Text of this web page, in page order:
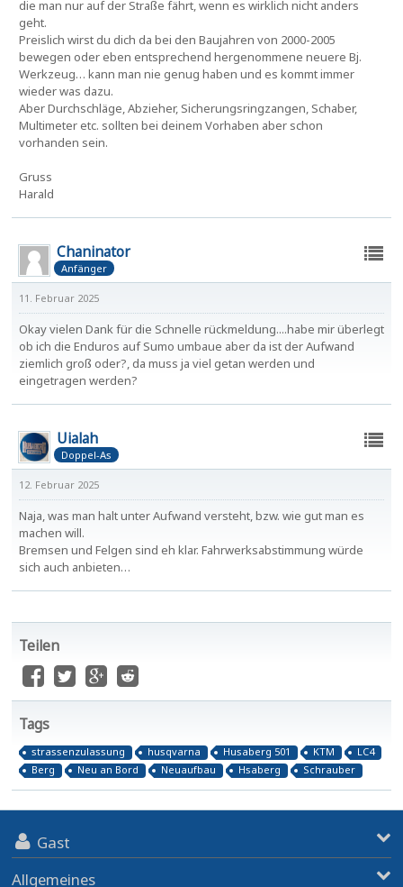
die man nur auf der Straße fährt, wenn es wirklich nicht anders
geht.
Preislich wirst du dich da bei den Baujahren von 2000-2005
bewegen oder eben entsprechend hergenommene neuere Bj.
Werkzeug… kann man nie genug haben und es kommt immer
wieder was dazu.
Aber Durchschläge, Abzieher, Sicherungsringzangen, Schaber,
Multimeter etc. sollten bei deinem Vorhaben aber schon
vorhanden sein.
Gruss
Harald
Chaninator
Anfänger
11. Februar 2025
Okay vielen Dank für die Schnelle rückmeldung....habe mir überlegt
ob ich die Enduros auf Sumo umbaue aber da ist der Aufwand
ziemlich groß oder?, da muss ja viel getan werden und
eingetragen werden?
Uialah
Doppel-As
12. Februar 2025
Naja, was man halt unter Aufwand versteht, bzw. wie gut man es
machen will.
Bremsen und Felgen sind eh klar. Fahrwerksabstimmung würde
sich auch anbieten…
Teilen
Tags
strassenzulassung husqvarna Husaberg 501 KTM
LC4
Berg
Neu an Bord Neuaufbau Hsaberg Schrauber
Gast
Allgemeines